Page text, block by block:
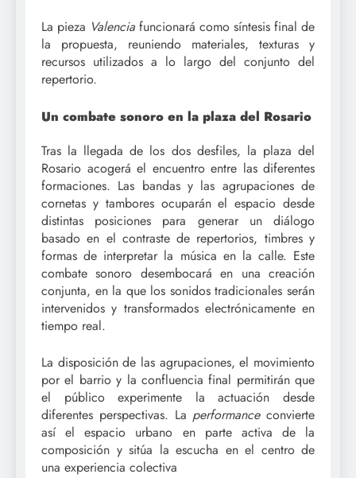
La pieza Valencia funcionará como síntesis final de
la propuesta, reuniendo materiales, texturas y
recursos utilizados a lo largo del conjunto del
repertorio.
Un combate sonoro en la plaza del Rosario
Tras la llegada de los dos desfiles, la plaza del
Rosario acogerá el encuentro entre las diferentes
formaciones. Las bandas y las agrupaciones de
cornetas y tambores ocuparán el espacio desde
distintas posiciones para generar un diálogo
basado en el contraste de repertorios, timbres y
formas de interpretar la música en la calle. Este
combate sonoro desembocará en una creación
conjunta, en la que los sonidos tradicionales serán
intervenidos y transformados electrónicamente en
tiempo real.
La disposición de las agrupaciones, el movimiento
por el barrio y la confluencia final permitirán que
el público experimente la actuación desde
diferentes perspectivas. La performanceconvierte
así el espacio urbano en parte activa de la
composición y sitúa la escucha en el centro de
una experiencia colectiva